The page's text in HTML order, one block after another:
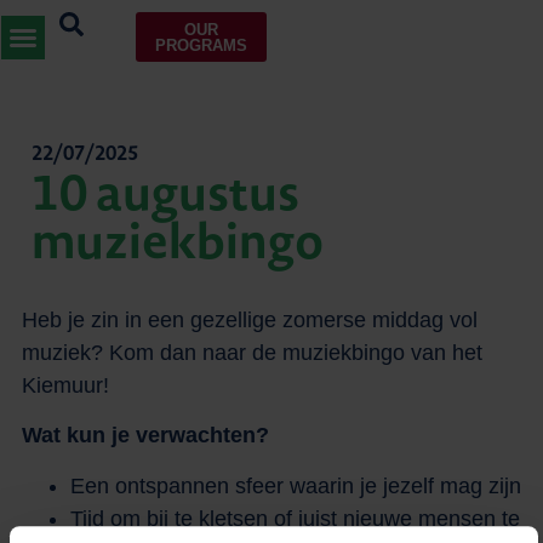
OUR
PROGRAMS
22/07/2025
10 augustus
muziekbingo
Heb je zin in een gezellige zomerse middag vol
muziek? Kom dan naar de muziekbingo van het
Kiemuur!
Wat kun je verwachten?
Een ontspannen sfeer waarin je jezelf mag zijn
Tijd om bij te kletsen of juist nieuwe mensen te